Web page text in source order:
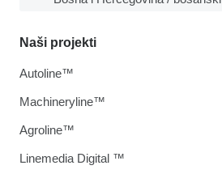
Naši projekti
Autoline™
Machineryline™
Agroline™
Linemedia Digital ™